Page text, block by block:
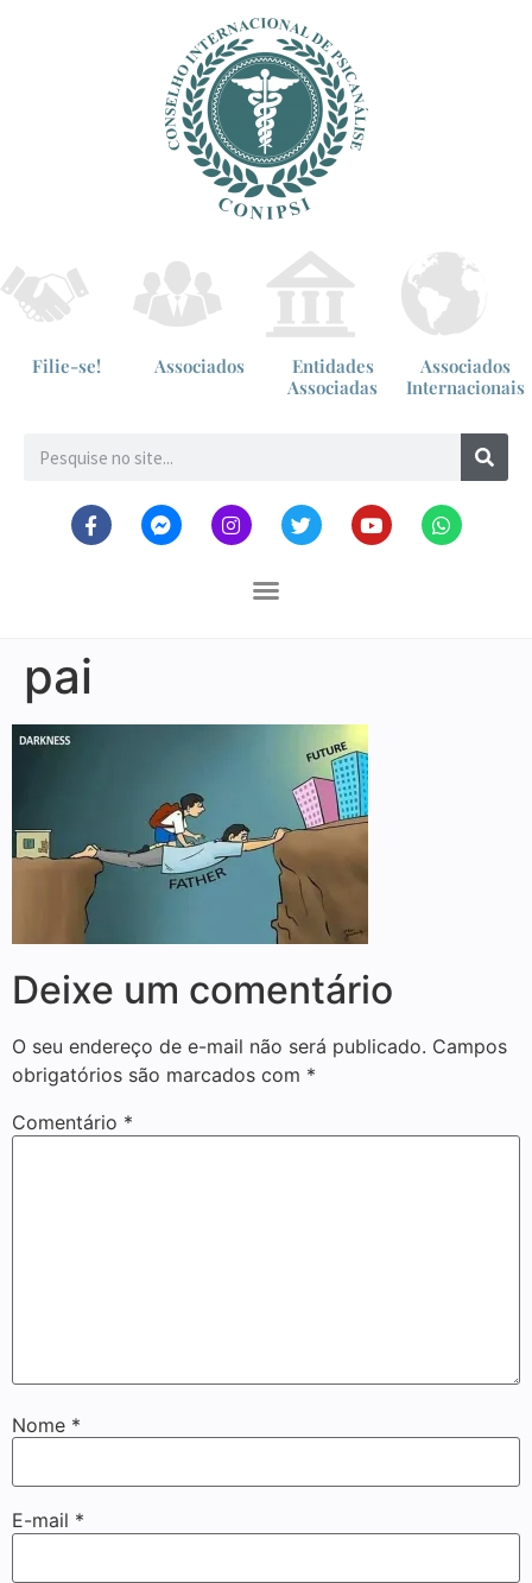
Filie-se! Associados
Entidades
Associadas
Associados
Internacionais
pai
Deixe um comentário
O seu endereço de e-mail não será publicado. Campos
obrigatórios são marcados com *
Comentário *
Nome *
E-mail *